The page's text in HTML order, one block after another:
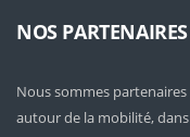
NOS PARTENAIRES
Nous sommes
autour de la mobilité,